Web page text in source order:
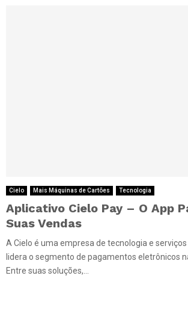
Cielo Mais Máquinas de Cartões Tecnologia
Aplicativo Cielo Pay – O App
Suas Vendas
A Cielo é uma empresa de tecnologia e
lidera o segmento de pagamentos eletrônicos
Entre suas soluções,...